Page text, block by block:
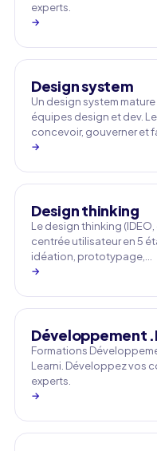
experts.
→
Design system
Un design system
équipes design et dev.
concevoir, gouverner et
→
Design thinking
Le design thinking
centrée utilisateur en 5
idéation, prototypage,…
→
Développement
Formations
Learni. Développez vos
experts.
→